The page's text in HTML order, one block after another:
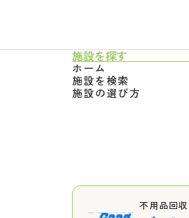
施設を探す
ホーム
施設を検索
施設の選び方
不用品回収